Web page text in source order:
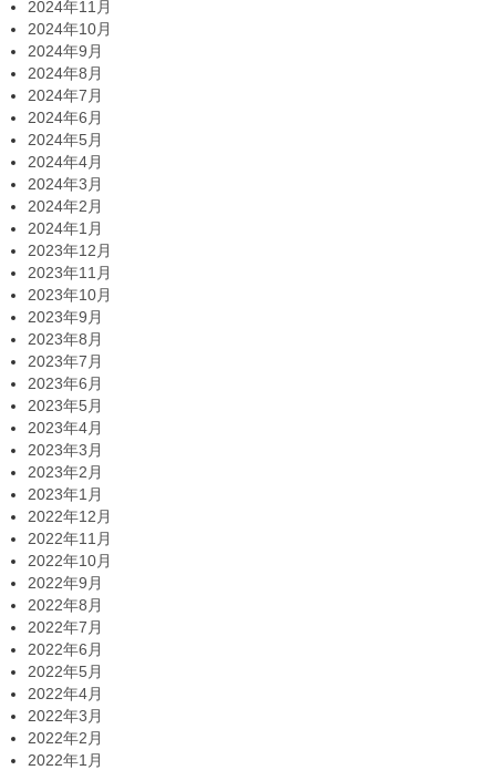
2024年11月
2024年10月
2024年9月
2024年8月
2024年7月
2024年6月
2024年5月
2024年4月
2024年3月
2024年2月
2024年1月
2023年12月
2023年11月
2023年10月
2023年9月
2023年8月
2023年7月
2023年6月
2023年5月
2023年4月
2023年3月
2023年2月
2023年1月
2022年12月
2022年11月
2022年10月
2022年9月
2022年8月
2022年7月
2022年6月
2022年5月
2022年4月
2022年3月
2022年2月
2022年1月